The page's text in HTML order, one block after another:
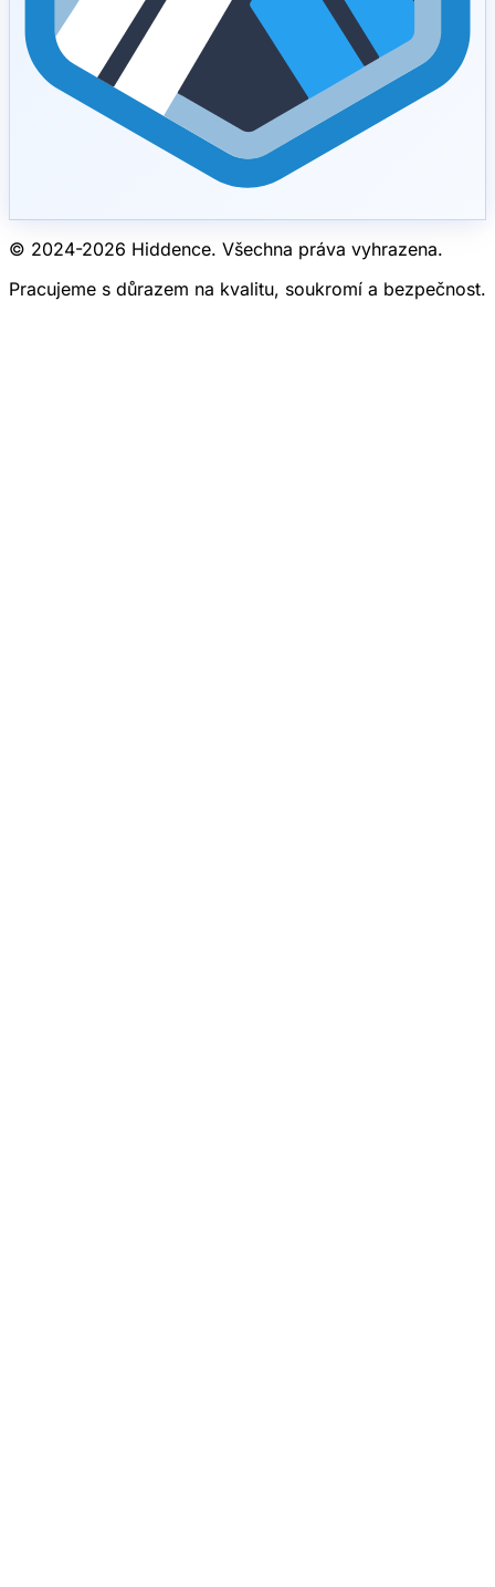
© 2024-2026 Hiddence. Všechna práva vyhrazena.
Pracujeme s důrazem na kvalitu, soukromí a bezpečnost.